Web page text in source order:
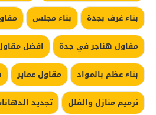
بناء غرف بجدة
بناء مجلس
مقاول هناجر في جدة
افضل
بناء عظم بالمواد
مقاول عماير
ترميم منازل والفلل
تجديد